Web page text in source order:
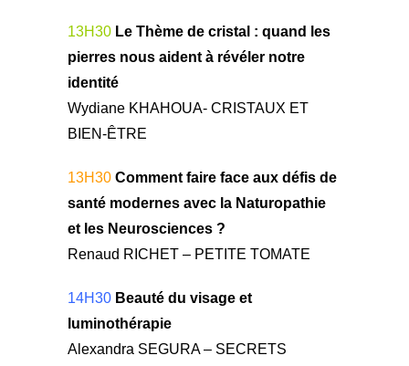
13H30 Le Thème de cristal : quand les
pierres nous aident à révéler notre
identité
Wydiane KHAHOUA- CRISTAUX ET
BIEN-ÊTRE
13H30 Comment faire face aux défis de
santé modernes avec la Naturopathie
et les Neurosciences ?
Renaud RICHET – PETITE TOMATE
14H30 Beauté du visage et
luminothérapie
Alexandra SEGURA – SECRETS